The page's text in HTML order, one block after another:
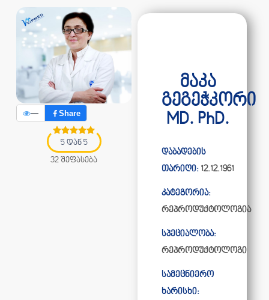
— Share
5 დან 5
32 შეფასება
მაკა
გეგეჭკორი
MD. PhD.
დაბადების
თარიღი: 12.12.1961
კატეგორია:
რეპროდუქტოლოგია
სპეციალობა:
რეპროდუქტოლოგი
სამეცნიერო
ხარისხი: